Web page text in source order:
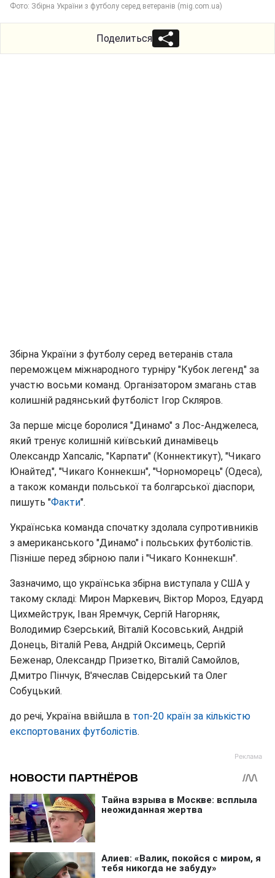
Фото: Збірна України з футболу серед ветеранів (mig.com.ua)
Поделиться
Збірна України з футболу серед ветеранів стала
переможцем міжнародного турніру "Кубок легенд" за
участю восьми команд. Організатором змагань став
колишній радянський футболіст Ігор Скляров.
За перше місце боролися "Динамо" з Лос-Анджелеса,
який тренує колишній київський динамівець
Олександр Хапсаліс, "Карпати" (Коннектикут), "Чикаго
Юнайтед", "Чикаго Коннекшн", "Чорноморець" (Одеса),
а також команди польської та болгарської діаспори,
пишуть "Факти".
Українська команда спочатку здолала супротивників
з американського "Динамо" і польських футболістів.
Пізніше перед збірною пали і "Чикаго Коннекшн".
Зазначимо, що українська збірна виступала у США у
такому складі: Мирон Маркевич, Віктор Мороз, Едуард
Цихмейструк, Іван Яремчук, Сергій Нагорняк,
Володимир Єзерський, Віталій Косовський, Андрій
Донець, Віталій Рева, Андрій Оксимець, Сергій
Беженар, Олександр Призетко, Віталій Самойлов,
Дмитро Пінчук, В'ячеслав Свідерський та Олег
Собуцький.
до речі, Україна ввійшла в топ-20 країн за кількістю
експортованих футболістів.